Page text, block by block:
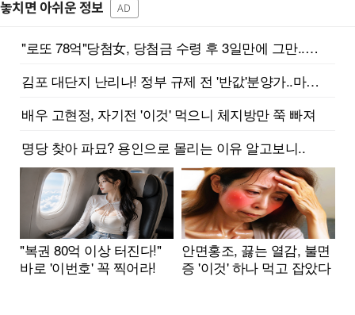
놓치면 아쉬운 정보 AD